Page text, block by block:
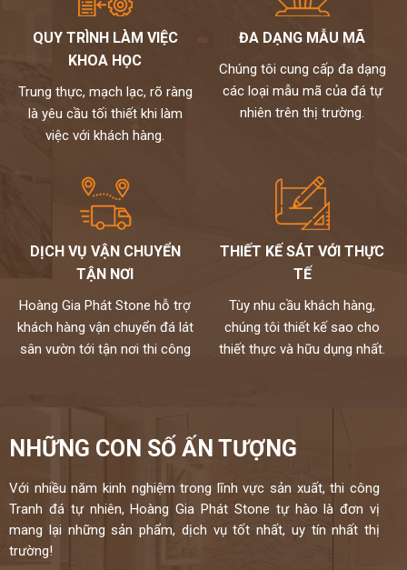
nhạt, trắng bạc (tương khắc)
Đối với gia chủ mệnh Thủy: nên chọn tranh đá màu trắng, ghi,
xám (tương sinh), xanh lam từ đậm đến nhạt. Tránh vàng, nâu
đất, nâu đậm (tương khắc).
Đối với gia chủ mệnh Hỏa: nên chọn đỏ, xanh lá cây, cam (tương
sinh), tránh đen, xanh biển sẫm, xám.
Đối với gia chủ mệnh Thổ: nên chọn tranh đá màu đỏ, tím, hồng,
kho đá hoàng gia phát là nhà phân phối và thi công đá tự nhiên
chuyên nghiệp. Hiện nay, chúng tôi đang sở hữu bộ sưu tập
tranh đá tự nhiên ốp tường cao cấp với nhiều mẫu mã độc đáo
và kích thước đa dạng. Toàn bộ đều được nhập khẩu trực tiếp từ
các nhà cung cấp hàng đầu thế giới và kiểm định kỹ lưỡng theo
một quy trình chuyên nghiệp.
Mọi nhu cầu, xin vui lòng liên hệ Hotline 0972101656 -
QUY TRÌNH LÀM VIỆC
KHOA HỌC
Trung thực, mạch lạc, rõ ràng
là yêu cầu tối thiết khi làm
việc với khách hàng.
ĐA DẠNG MẪU MÃ
Chúng tôi cung cấp đa dạng
các loại mẫu mã của đá tự
nhiên trên thị trường.
DỊCH VỤ VẬN CHUYỂN
TẬN NƠI
Hoàng Gia Phát Stone hỗ trợ
khách hàng vận chuyển đá lát
sân vườn tới tận nơi thi công
THIẾT KẾ SÁT VỚI THỰC
TẾ
Tùy nhu cầu khách hàng,
chúng tôi thiết kế sao cho
thiết thực và hữu dụng nhất.
NHỮNG CON SỐ ẤN TƯỢNG
Với nhiều năm kinh nghiệm trong lĩnh vực sản xuất, thi công
Tranh đá tự nhiên, Hoàng Gia Phát Stone tự hào là đơn vị
mang lại những sản phẩm, dịch vụ tốt nhất, uy tín nhất thị
trường!